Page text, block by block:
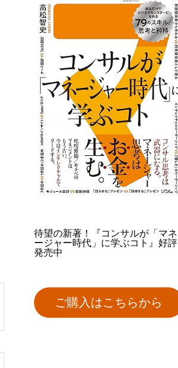
待望の新著！『コンサルが「マネ
ージャー時代」に学ぶコト』好評
発売中
ご購入はこちらから